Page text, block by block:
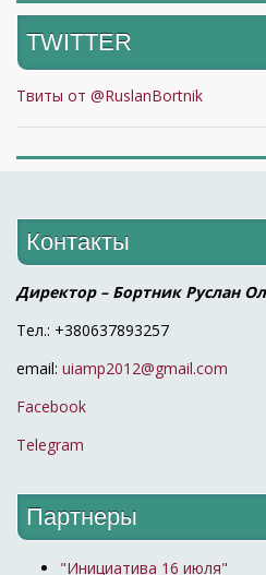
TWITTER
Твиты от @RuslanBortnik
Контакты
Директор – Бортник Руслан
Тел.: +380637893257
email: uiamp2012@gmail.com
Facebook
Telegram
Партнеры
"Инициатива 16 июля"